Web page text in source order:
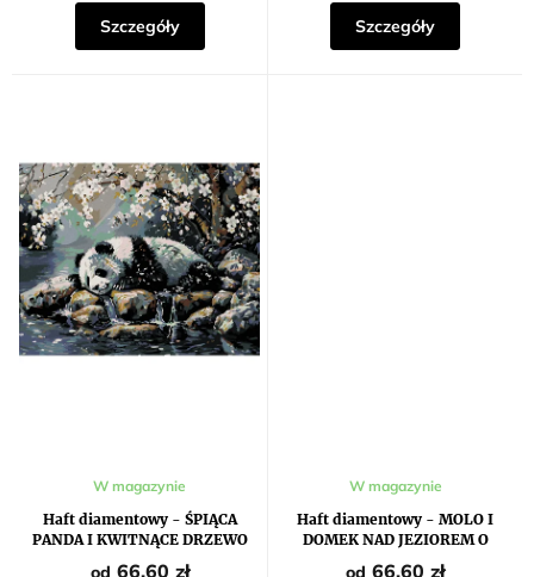
gwiazdek.
Szczegóły
gwiazdek.
Szczegóły
Haft diamentowy - ŚPIĄCA
PANDA I KWITNĄCE DRZEWO
W magazynie
od 66,60 zł
Haft diamentowy - MOLO I
DOMEK NAD JEZIOREM O
ZACHODZIE SŁOŃCA
W magazynie
od 66,60 zł